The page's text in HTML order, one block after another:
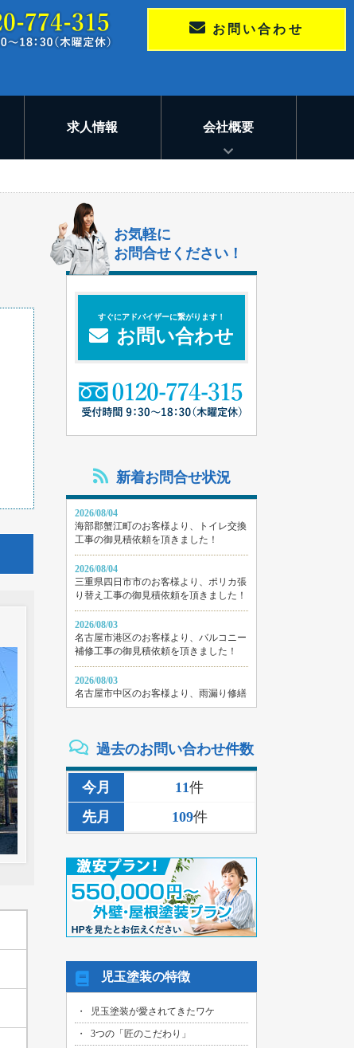
お問い合わせ
求人情報 会社概要
お気軽に
お問合せください！
すぐにアドバイザーに繋がります！
お問い合わせ
新着お問合せ状況
2026/08/04
海部郡蟹江町のお客様より、トイレ交換
工事の御見積依頼を頂きました！
2026/08/04
三重県四日市市のお客様より、ポリカ張
り替え工事の御見積依頼を頂きました！
2026/08/03
名古屋市港区のお客様より、バルコニー
補修工事の御見積依頼を頂きました！
2026/08/03
名古屋市中区のお客様より、雨漏り修繕
工事の御見積依頼を頂きました！
三重県いなべ市のお客様より、外壁その
頂きました！
2026/08/02
名古屋市名東区のお客様より、雨漏り補
修工事の御見積依頼を頂きました！
2026/08/01
名古屋市千種区のお客様より、外壁その
他塗装工事の御見積依頼を頂きました！
2026/08/01
名古屋市中川区のお客様より、雨漏れ修
2026/08/01
名古屋市名東区のお客様より、換気ファ
2026/08/01
名古屋市東区のお客様より、外壁その他
過去のお問い合わせ件数
今月 11件
先月
109件
児玉塗装の特徴
児玉塗装が愛されてきたワケ
3つの「匠のこだわり」